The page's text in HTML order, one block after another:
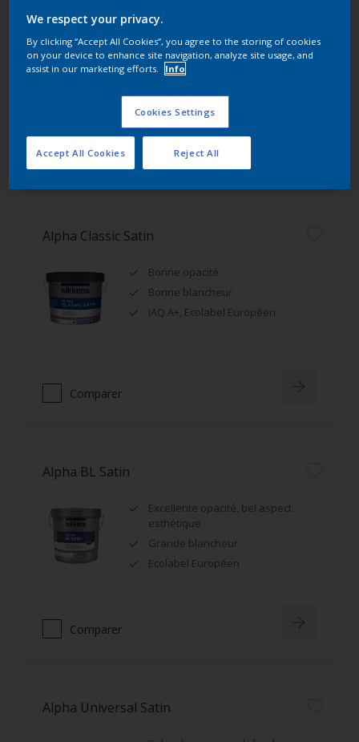
Alkyde émulsion : temps ouvert
important
Très opacifiant et garnissant
Comparer
Alpha Classic Satin
Bonne opacité
Bonne blancheur
IAQ A+, Ecolabel Européen
Comparer
Alpha BL Satin
Excellente opacité, bel aspect
esthétique
Grande blancheur
Ecolabel Européen
Comparer
Alpha Universal Satin
We respect your privacy.
By clicking “Accept All Cookies”, you agree to the storing of cookies
on your device to enhance site navigation, analyze site usage, and
assist in our marketing efforts.
Info
Cookies Settings
Reject All
Accept All Cookies